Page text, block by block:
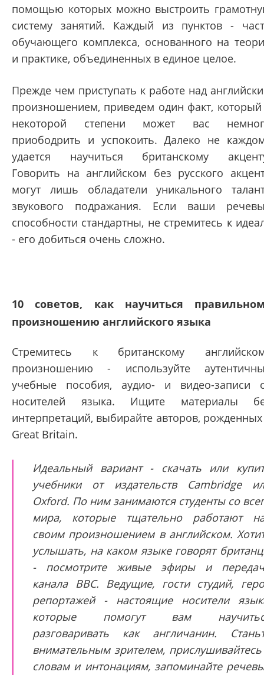
помощью которых можно выстроить
систему занятий. Каждый из пунктов -
обучающего комплекса, основанного на
и практике, объединенных в единое целое.
Прежде чем приступать к работе над
произношением, приведем один факт, который
некоторой степени может вас
приободрить и успокоить. Далеко не
удается научиться британскому
Говорить на английском без русского
могут лишь обладатели уникального
звукового подражания. Если ваши
способности стандартны, не стремитесь к
- его добиться очень сложно.
10 советов, как научиться
произношению английского языка
Стремитесь к британскому
произношению - используйте
учебные пособия, аудио- и видео-записи
носителей языка. Ищите материалы
интерпретаций, выбирайте авторов,
Great Britain.
Идеальный вариант - скачать или
учебники от издательств Cambridge
Oxford. По ним занимаются студенты со
мира, которые тщательно работают
своим произношением в английском.
услышать, на каком языке говорят
- посмотрите живые эфиры и
канала BBC. Ведущие, гости студий,
репортажей - настоящие носители
которые помогут вам
разговаривать как англичанин.
внимательным зрителем,
словам и интонациям, запоминайте